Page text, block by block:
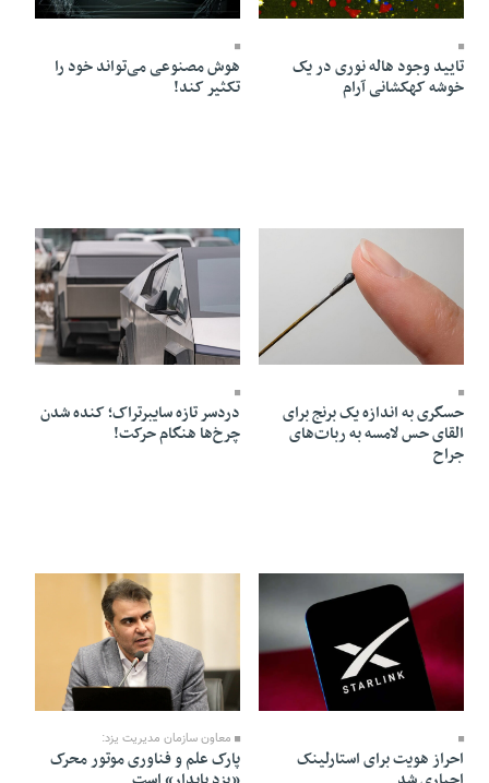
21 Ordibehesht 1405 - 17:02
تایید وجود هاله نوری در یک
خوشه کهکشانی آرام
20 Ordibehesht 1405 - 16:04
هوش مصنوعی می‌تواند خود را
تکثیر کند!
حسگری به اندازه یک برنج برای
القای حس لامسه به ربات‌های
جراح
20 Ordibehesht 1405 - 15:59
دردسر تازه سایبرتراک؛ کنده شدن
چرخ‌ها هنگام حرکت!
20 Ordibehesht 1405 - 15:41
احراز هویت برای استارلینک
15 Ordibehesht 1405 - 22:00
معاون سازمان مدیریت یزد:
پارک علم و فناوری موتور محرک